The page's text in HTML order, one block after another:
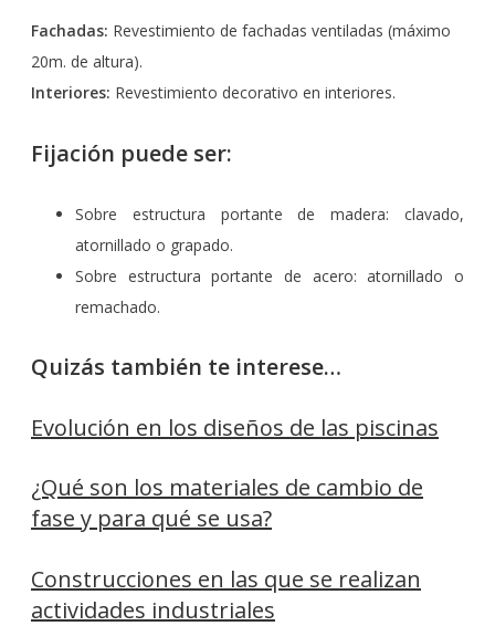
Fachadas: Revestimiento de fachadas ventiladas (máximo
20m. de altura).
Interiores: Revestimiento decorativo en interiores.
Fijación puede ser:
Sobre estructura portante de madera: clavado,
atornillado o grapado.
Sobre estructura portante de acero: atornillado o
remachado.
Quizás también te interese…
Evolución en los diseños de las piscinas
¿Qué son los materiales de cambio de
fase y para qué se usa?
Construcciones en las que se realizan
actividades industriales